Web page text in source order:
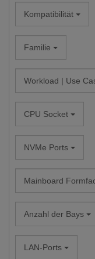
Kompatibilität
Familie
Workload | Use
CPU Socket
NVMe Ports
Mainboard
Anzahl der Bays
LAN-Ports